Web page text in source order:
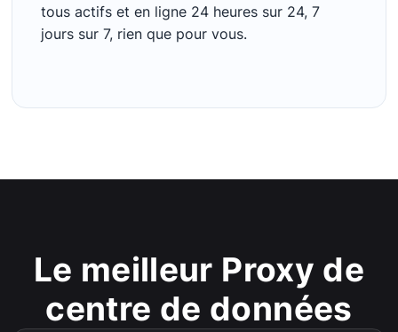
tous actifs et en ligne 24 heures sur 24, 7
jours sur 7, rien que pour vous.
Le meilleur Proxy de
centre de données